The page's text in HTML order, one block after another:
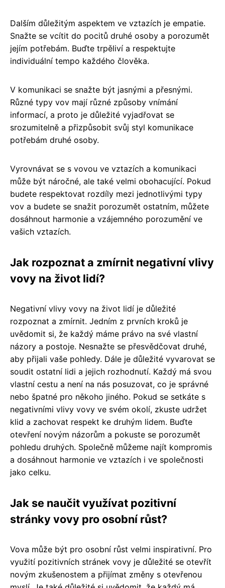
Dalším důležitým aspektem ve vztazích je empatie.
Snažte se vcítit do pocitů druhé osoby a porozumět
jejím potřebám. Buďte trpěliví a respektujte
individuální tempo každého člověka.
V komunikaci se snažte být jasnými a přesnými.
Různé typy vov mají různé způsoby vnímání
informací, a proto je důležité vyjadřovat se
srozumitelně a přizpůsobit svůj styl komunikace
potřebám druhé osoby.
Vyrovnávat se s vovou ve vztazích a komunikaci
může být náročné, ale také velmi obohacující. Pokud
budete respektovat rozdíly mezi jednotlivými typy
vov a budete se snažit porozumět ostatním, můžete
dosáhnout harmonie a vzájemného porozumění ve
vašich vztazích.
Jak rozpoznat a zmírnit negativní vlivy
vovy na život lidí?
Negativní vlivy vovy na život lidí je důležité
rozpoznat a zmírnit. Jedním z prvních kroků je
uvědomit si, že každý máme právo na své vlastní
názory a postoje. Nesnažte se přesvědčovat druhé,
aby přijali vaše pohledy. Dále je důležité vyvarovat se
soudit ostatní lidi a jejich rozhodnutí. Každý má svou
vlastní cestu a není na nás posuzovat, co je správné
nebo špatné pro někoho jiného. Pokud se setkáte s
negativními vlivy vovy ve svém okolí, zkuste udržet
klid a zachovat respekt ke druhým lidem. Buďte
otevření novým názorům a pokuste se porozumět
pohledu druhých. Společně můžeme najít kompromis
a dosáhnout harmonie ve vztazích i ve společnosti
jako celku.
Jak se naučit využívat pozitivní
stránky vovy pro osobní růst?
Vova může být pro osobní růst velmi inspirativní. Pro
využití pozitivních stránek vovy je důležité se otevřít
novým zkušenostem a přijímat změny s otevřenou